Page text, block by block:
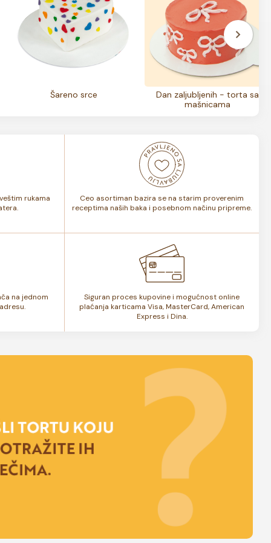
Šareno srce
Dan zaljubljenih - torta sa
mašnicama
rukama
Ceo asortiman bazira se na starim proverenim
receptima naših baka i posebnom načinu pripreme.
na jednom
Siguran proces kupovine i mogućnost online
plaćanja karticama Visa, MasterCard, American
Express i Dina.